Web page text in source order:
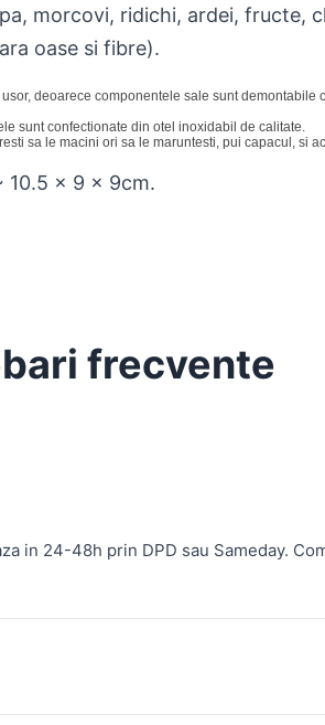
morcovi, ridichi, ardei, fructe,
oase si fibre).
deoarece componentele sale sunt demontabile
sunt confectionate din otel inoxidabil de calitate.
sa le macini ori sa le maruntesti, pui capacul, si
10.5 x 9 x 9cm.
frecvente
in 24-48h prin DPD sau Sameday.